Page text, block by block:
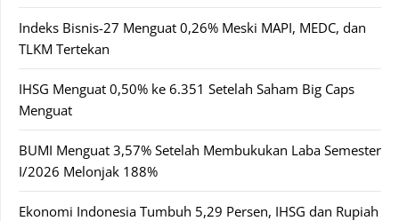
Indeks Bisnis-27 Menguat 0,26% Meski MAPI, MEDC, dan
TLKM Tertekan
IHSG Menguat 0,50% ke 6.351 Setelah Saham Big Caps
Menguat
BUMI Menguat 3,57% Setelah Membukukan Laba Semester
I/2026 Melonjak 188%
Ekonomi Indonesia Tumbuh 5,29 Persen, IHSG dan Rupiah